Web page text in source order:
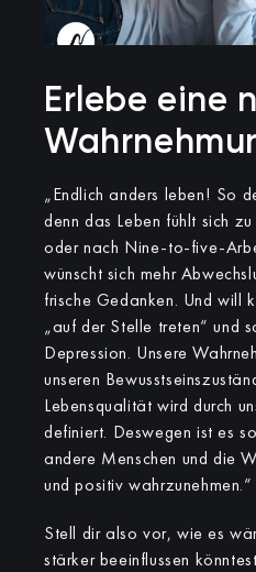
Erlebe eine
„Endlich anders leben! So
denn das Leben fühlt sich
oder nach Nine-to-five-
wünscht sich mehr
frische Gedanken. Und will
„auf der Stelle treten“ und
Depression. Unsere
unseren
Lebensqualität wird durch
definiert. Deswegen ist es
andere Menschen und die
und positiv wahrzunehmen.“
Stell dir also vor, wie es
stärker beeinflussen